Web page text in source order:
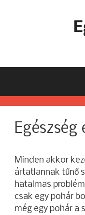
Egészség
Minden akkor
ártatlannak tűnő
hatalmas
csak egy pohár
még egy pohár a